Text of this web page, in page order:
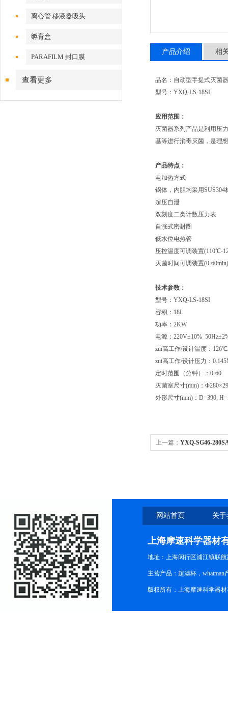
离心管 移液器吸头
孵育盒
PARAFILM 封口膜
查看更多
产品介绍 相
品名：自动型手提式灭菌器
型号：YXQ-LS-18SI
应用范围：
灭菌器系列产品是利用压
基等进行消毒灭菌，是理
产品特点：
电加热方式
锅体，内胆均采用
超压自泄
双刻度二类计数压力表
自涨式密封圈
低水位电热管
压控温度可调装置(110℃-
灭菌时间可调装置(0-60min)
技术参数：
型号：YXQ-LS-18SI
容积：18L
功率：2KW
电源：220V±10%
zui高工作/设计温度：
zui高工作/设计压力：
定时范围（分钟）：0-60
灭菌室尺寸(mm)：
外形尺寸(mm)：D=390,
上一篇： YXQ-SG46-
网站首页 关
上海摩速科学器材
地址：上海闵行区浦江镇联航
主营产品：超滤杯，
版权所有：上海摩速科学器